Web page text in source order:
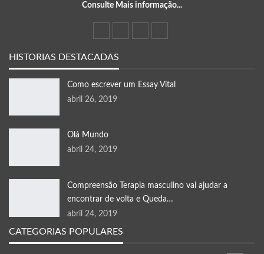
Consulte Mais informação...
HISTORIAS DESTACADAS
Como escrever um Essay Vital
abril 26, 2019
Olá Mundo
abril 24, 2019
Compreensão Terapia masculino vai ajudar a
encontrar de volta e Queda…
abril 24, 2019
CATEGORIAS POPULARES